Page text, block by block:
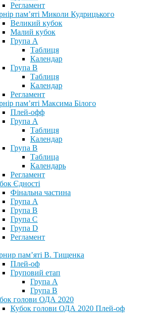
Регламент
пам’яті Миколи Кудрицького
Великий кубок
Малий кубок
Група А
Таблиця
Календар
Група В
Таблиця
Календар
Регламент
пам’яті Максима Білого
Плей-офф
Група А
Таблиця
Календар
Група В
Таблица
Календарь
Регламент
Єдності
Фінальна частина
Група А
Група В
Група С
Група D
Регламент
пам’яті В. Тищенка
Плей-оф
Груповий етап
Група А
Група В
голови ОДА 2020
Кубок голови ОДА 2020 Плей-оф